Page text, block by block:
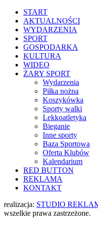
START
AKTUALNOŚCI
WYDARZENIA
SPORT
GOSPODARKA
KULTURA
WIDEO
ŻARY SPORT
Wydarzenia
Piłka nożna
Koszykówka
Sporty walki
Lekkoatletyka
Bieganie
Inne sporty
Baza Sportowa
Oferta Klubów
Kalendarium
RED BUTTON
REKLAMA
KONTAKT
realizacja: STUDIO
wszelkie prawa zastrzeżone.